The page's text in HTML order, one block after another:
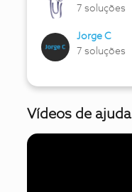
7 soluções
Jorge C
7 soluções
Vídeos de ajuda